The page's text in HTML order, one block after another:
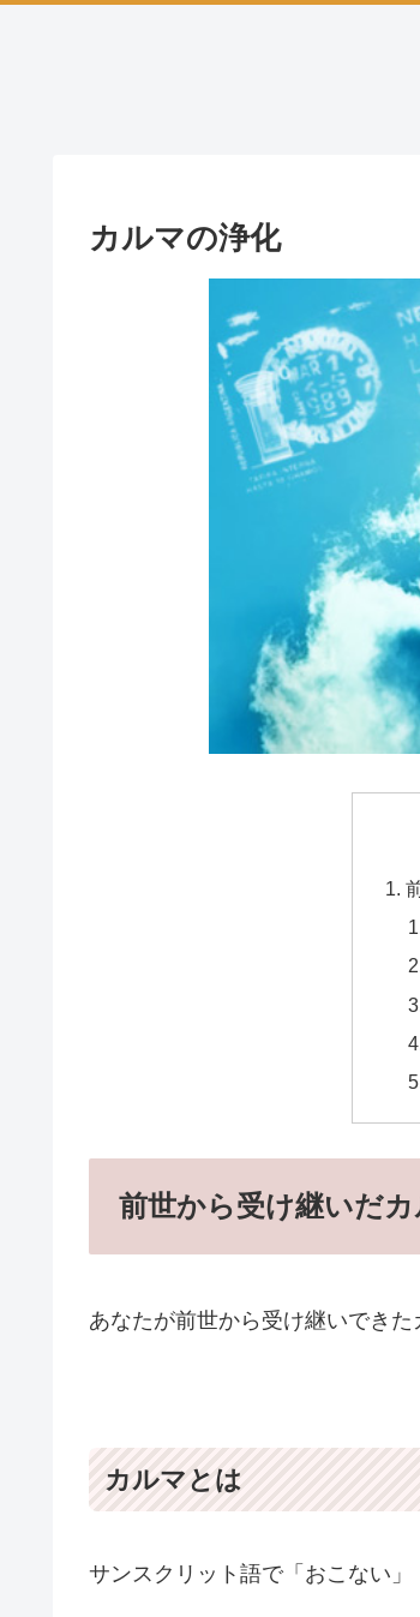
カルマの浄化
前世から受け継いだ
あなたが前世から受け継いでき
カルマとは
サンスクリット語で「おこない